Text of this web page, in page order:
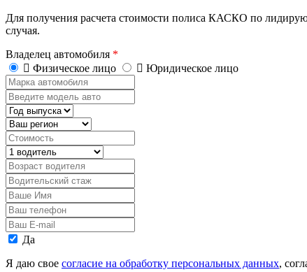
Для получения расчета стоимости полиса КАСКО по
случая.
Владелец автомобиля *
Физическое лицо
Юридическое лицо
Марка
автомобиля
Введите
модель
авто
Год
выпуска
Регион
Стоимость,
руб.
Водитель
Возраст
водителя
Водительский
стаж
Ваше
Имя
Ваш
телефон
Ваш
E-
mail
Персональные
Да
Я даю свое согласие на обработку персональных данных,